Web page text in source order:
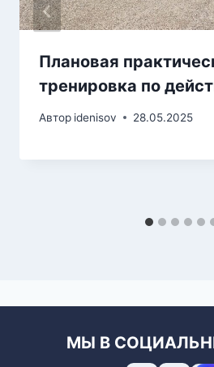
Плановая
тренировка по
Автор idenisov 28.05.2025
МЫ В